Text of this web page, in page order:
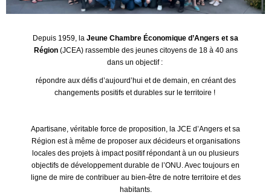
Depuis 1959, la Jeune Chambre Économique d’Angers et sa
Région(JCEA) rassemble des jeunes citoyens de 18 à 40 ans
dans un objectif :
répondre aux défis d’aujourd’hui et de demain, en créant des
changements positifs et durables sur le territoire !
Apartisane, véritable force de proposition, la JCE d’Angers et sa
Région est à même de proposer aux décideurs et organisations
locales des projets à impact positif répondant à un ou plusieurs
objectifs de développement durable de l’ONU. Avec toujours en
ligne de mire de contribuer au bien-être de notre territoire et des
habitants.